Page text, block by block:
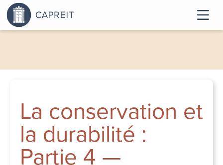
La conservation et
la durabilité :
Partie 4 —